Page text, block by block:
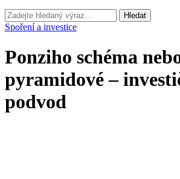
Hledat
Spoření a investice
Ponziho schéma
pyramidové –
podvod